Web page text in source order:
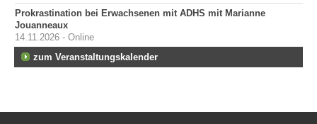
Prokrastination bei Erwachsenen mit ADHS mit Marianne
Jouanneaux
14.11.2026 - Online
zum Veranstaltungskalender